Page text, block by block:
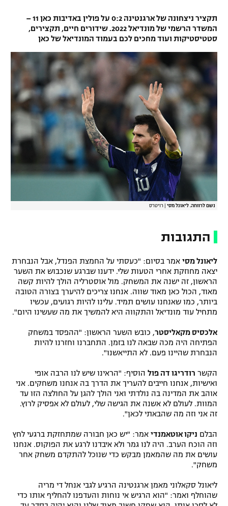
תקציר ניצחונה של ארגנטינה 0:2 על פולין באדיבות כאן 11 –
המשדר הרשמי של מונדיאל 2022. שידורים חיים, תקצירים,
סטטיסטיקות ועוד מחכים לכם בעמוד המונדיאל של כאן
נשם לרווחה. ליאונל מסי רויטרס
התגובות
ליאונל מסי אמר בסיום: "כעסתי על החמצת הפנדל, אבל הנבחרת
יצאה מחוזקת אחרי הטעות שלי. ידענו שברגע שנכבוש את השער
הראשון, זה ישנה את המשחק. מול אוסטרליה הולך להיות קשה
מאוד, הכול כאן מאוד שווה. אנחנו צריכים להיערך בצורה הטובה
ביותר, כמו שאנחנו עושים תמיד. עלינו להיות רגועים, עכשיו
מתחיל עוד מונדיאל והתקווה היא להמשיך את מה שעשינו היום".
אלכסיס מקאליסטר, כובש השער הראשון: "ההפסד במשחק
הפתיחה היה מכה שבאה לנו בזמן. התחברנו וחזרנו להיות
הנבחרת שהיינו פעם. לא התייאשנו".
הקשר רודריגו דה פול הוסיף: "הראינו שיש לנו הרבה אופי
ואישיות, אנחנו חייבים להעריך את הדרך בה אנחנו משחקים. אני
אוהב את המדינה בה נולדתי ואני הולך להגן על החולצה הזו עד
המוות. לעולם לא אשנה את הגישה שלי, לעולם לא אפסיק לרוץ.
זה אני וזה מה שהבאתי לכאן".
הבלם ניקו אוטאמנדי אמר: "יש כאן חבורה שמתחזקת ברגעי לחץ
וזה הוכח הערב. היה לנו גמר ולא איבדנו לרגע את הפוקוס. אנחנו
עושים את מה שהמאמן מבקש כדי שנוכל להתקדם משחק אחר
משחק".
ליאונל סקאלוני מאמן ארגנטינה הרגיע לגבי אנחל די מריה
שהוחלף ואמר: "הוא הרגיש אי נוחות והעדפנו להחליף אותו כדי